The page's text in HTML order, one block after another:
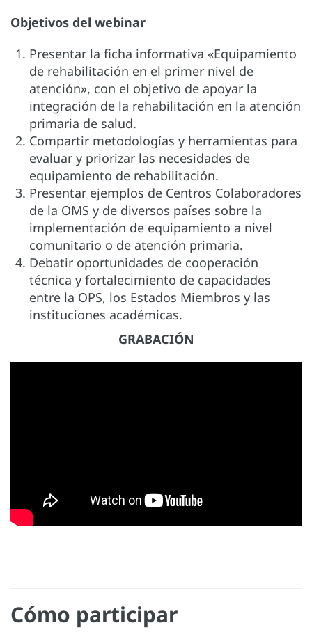
Objetivos del webinar
Presentar la ficha informativa «Equipamiento
de rehabilitación en el primer nivel de
atención», con el objetivo de apoyar la
integración de la rehabilitación en la atención
primaria de salud.
Compartir metodologías y herramientas para
evaluar y priorizar las necesidades de
equipamiento de rehabilitación.
Presentar ejemplos de Centros Colaboradores
de la OMS y de diversos países sobre la
implementación de equipamiento a nivel
comunitario o de atención primaria.
Debatir oportunidades de cooperación
técnica y fortalecimiento de capacidades
entre la OPS, los Estados Miembros y las
instituciones académicas.
GRABACIÓN
Cómo participar